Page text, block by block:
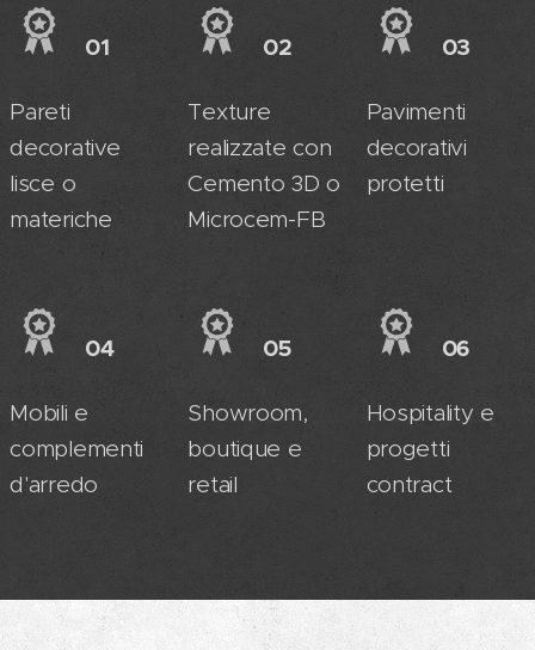
01
Pareti
decorative
lisce o
materiche
02
Texture
realizzate con
Cemento 3D o
Microcem-FB
03
Pavimenti
decorativi
protetti
04
Mobili e
complementi
d'arredo
05
Showroom,
boutique e
retail
06
Hospitality e
progetti
contract